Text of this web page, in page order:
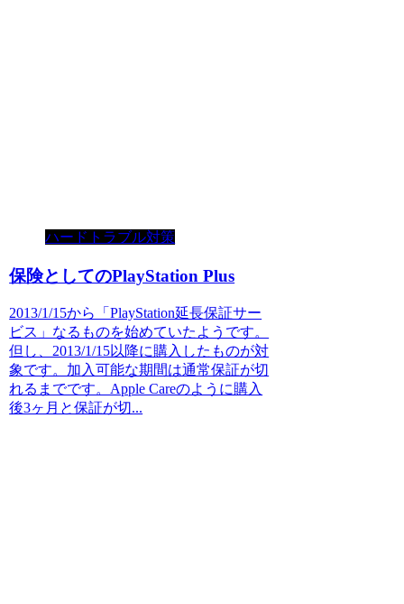
ハードトラブル対策
保険としてのPlayStation Plus
2013/1/15から「PlayStation延長保証サー
ビス」なるものを始めていたようです。
但し、2013/1/15以降に購入したものが対
象です。加入可能な期間は通常保証が切
れるまでです。Apple Careのように購入
後3ヶ月と保証が切...